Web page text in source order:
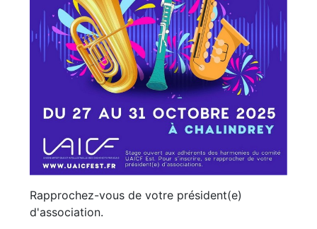
Rapprochez-vous de votre président(e)
d'association.